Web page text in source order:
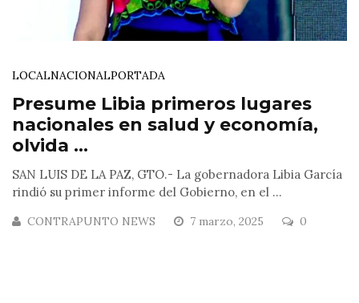
LOCALNACIONALPORTADA
Presume Libia primeros lugares
nacionales en salud y economía,
olvida ...
SAN LUIS DE LA PAZ, GTO.- La gobernadora Libia García
rindió su primer informe del Gobierno, en el ...
CONTRAPUNTO NEWS 7 marzo, 2025 0